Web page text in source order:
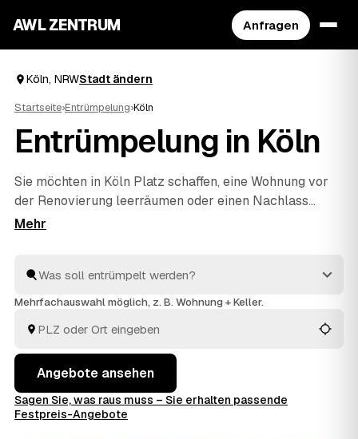
AWL ZENTRUM Anfragen
Köln, NRWStadt ändern
Startseite›Entrümpelung›Köln
Entrümpelung in Köln
Sie möchten in Köln Platz schaffen, eine Wohnung vor
der Renovierung leerräumen oder einen Nachlass
auflösen? Beschreiben Sie Ihren Auftrag bei AWL
Raum bis zur komplettenHaushaltsauflösung
alles fachgerecht ausgeräumt und entsorgt. Sie
Mehrfachauswahl möglich, z. B. Wohnung + Keller.
Angebote ansehen
Sagen Sie, was raus muss – Sie erhalten passende
Festpreis-Angebote